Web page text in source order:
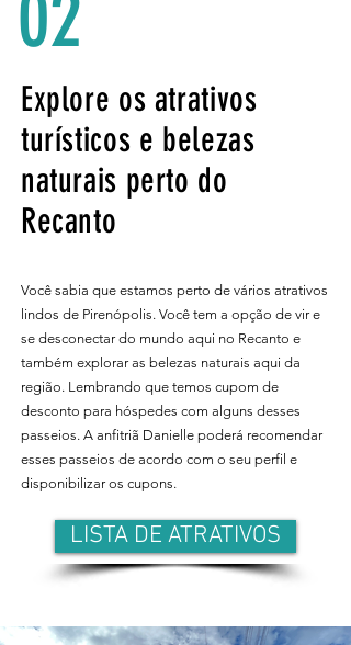
02
Explore os atrativos
turísticos e belezas
naturais perto do
Recanto
Você sabia que estamos perto de vários atrativos
lindos de Pirenópolis. Você tem a opção de vir e
se desconectar do mundo aqui no Recanto e
também explorar as belezas naturais aqui da
região. Lembrando que temos cupom de
desconto para hóspedes com alguns desses
passeios. A anfitriã Danielle poderá recomendar
esses passeios de acordo com o seu perfil e
disponibilizar os cupons.
LISTA DE ATRATIVOS